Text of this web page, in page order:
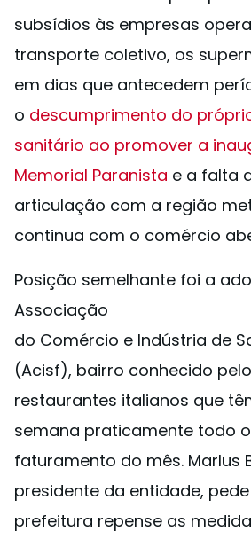
subsídios às empresas
transporte coletivo, os
em dias que antecedem
o descumprimento do
sanitário ao promover a
Memorial Paranista e a falta
articulação com a região
continua com o comércio
Posição semelhante foi a
Associação
do Comércio e Indústria de
(Acisf), bairro conhecido
restaurantes italianos que
semana praticamente todo o
faturamento do mês. Marlus
presidente da entidade,
prefeitura repense as